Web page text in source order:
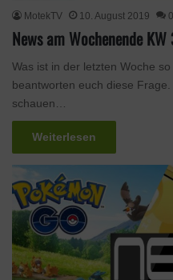
MotekTV 10. August 2019 0
News am Wochenende
Was ist in der letzten Woche
beantworten euch diese
schauen…
Weiterlesen